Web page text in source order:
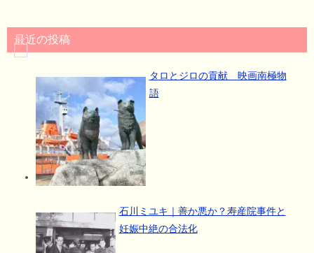
最近の投稿
タロとジロの貢献 映画南極物
語
石川ミユキ｜善か悪か？寿産院事件と
妊娠中絶の合法化